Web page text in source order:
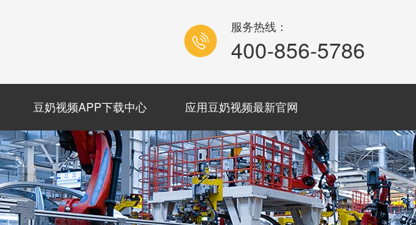
服务热线：
400-856-5786
豆奶视频APP下载中心 应用豆奶视频最新官网